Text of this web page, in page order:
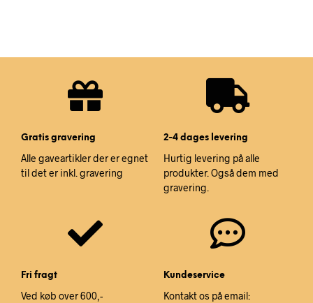
Gratis gravering
Alle gaveartikler der er egnet
til det er inkl. gravering
2-4 dages levering
Hurtig levering på alle
produkter. Også dem med
gravering.
Fri fragt
Ved køb over 600,-
Kundeservice
Kontakt os på email: